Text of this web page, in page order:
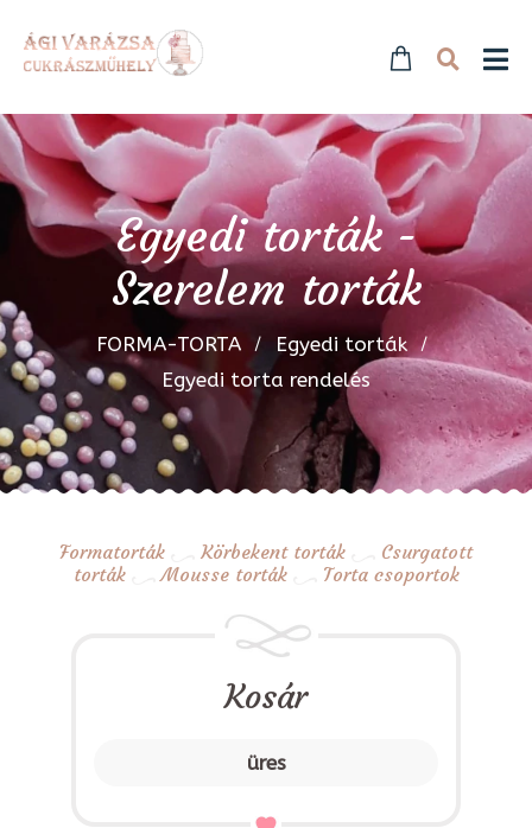
Egyedi torták -
Szerelem torták
FORMA-TORTA
Egyedi torták
Egyedi torta rendelés
Formatorták Körbekent torták
Csurgatott
torták
Mousse torták Torta csoportok
Kosár
üres